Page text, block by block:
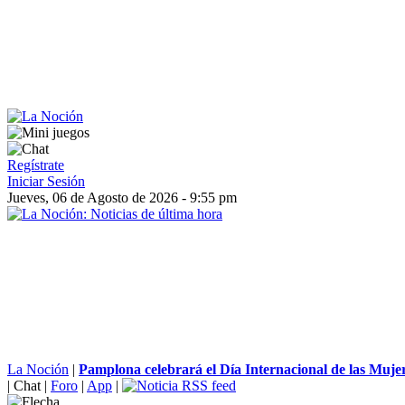
Regístrate
Iniciar Sesión
Jueves, 06 de Agosto de 2026 - 9:55 pm
La Noción | Pamplona celebrará el Día Internacional de las
| Chat | Foro | App |